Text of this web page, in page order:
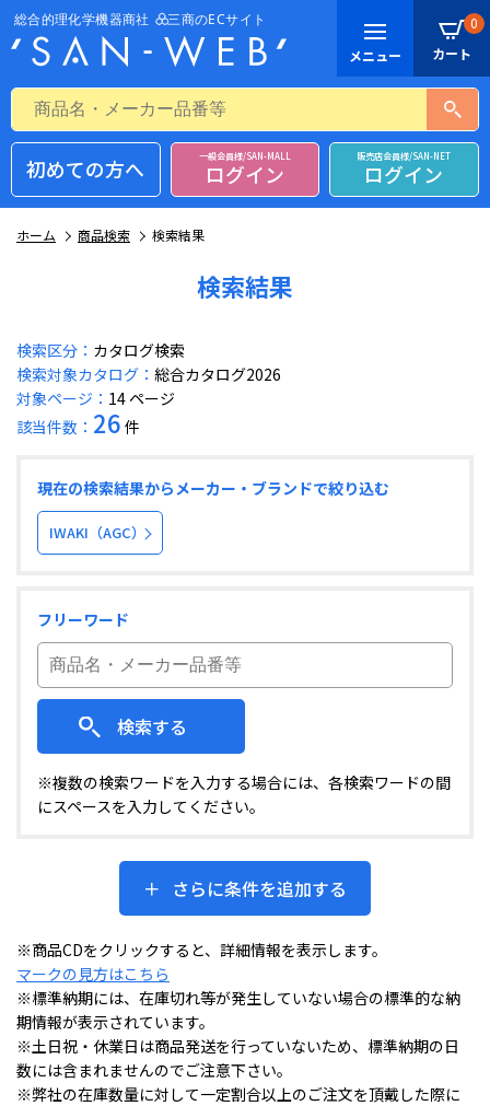
0
初めての方へ 一般会員様/SAN-MALL
ログイン
販売店会員様/SAN-NET
ログイン
ホーム 商品検索 検索結果
検索結果
検索区分： カタログ検索
検索対象カタログ： 総合カタログ2026
対象ページ： 14 ページ
該当件数： 26 件
現在の検索結果からメーカー・ブランドで絞り込む
IWAKI（AGC）
フリーワード
検索する
※複数の検索ワードを入力する場合には、各検索ワードの間
にスペースを入力してください。
さらに条件を追加する
※商品CDをクリックすると、詳細情報を表示します。
マークの見方はこちら
※標準納期には、在庫切れ等が発生していない場合の標準的な納
期情報が表示されています。
※土日祝・休業日は商品発送を行っていないため、標準納期の日
数には含まれませんのでご注意下さい。
※弊社の在庫数量に対して一定割合以上のご注文を頂戴した際に